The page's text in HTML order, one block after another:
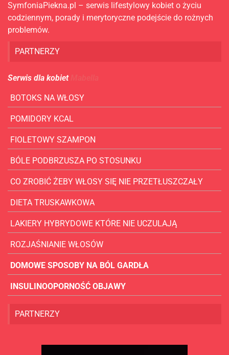
SymfoniaPiekna.pl – serwis lifestylowy kobiet o życiu
codziennym, porady i merytoryczne podejście do rożnych
problemów.
PARTNERZY
Serwis dla kobiet
BOTOKS NA WŁOSY
POMIDORY KCAL
FIOLETOWY SZAMPON
BÓLE PODBRZUSZA PO STOSUNKU
CO ZROBIĆ ŻEBY WŁOSY SIĘ NIE PRZETŁUSZCZAŁY
DIETA TRUSKAWKOWA
LAKIERY HYBRYDOWE KTÓRE NIE UCZULAJĄ
ROZJAŚNIANIE WŁOSÓW
DOMOWE SPOSOBY NA BÓL GARDŁA
INSULINOOPORNOŚĆ OBJAWY
PARTNERZY